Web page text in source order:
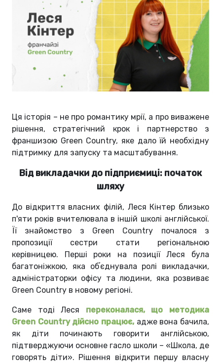
Ця історія – не про романтику мрії, а про виважене
рішення, стратегічний крок і партнерство з
франшизою Green Country, яке дало їй необхідну
підтримку для запуску та масштабування.
Від викладачки до підприємиці: початок
шляху
До відкриття власних філій, Леся Кінтер близько
п'яти років вчителювала в іншій школі англійської.
Її знайомство з Green Country почалося з
пропозиції сестри стати регіональною
керівницею. Перші роки на позиції Леся була
багатоніжкою, яка обʼєднувала ролі викладачки,
адміністраторки офісу та людини, яка розвиває
Green Country в новому регіоні.
Саме тоді Леся переконалася, що методика
Green Country дійсно працює, адже вона бачила,
як діти починають говорити англійською,
підтверджуючи основне гасло школи – «Школа, де
говорять діти». Рішення відкрити першу власну